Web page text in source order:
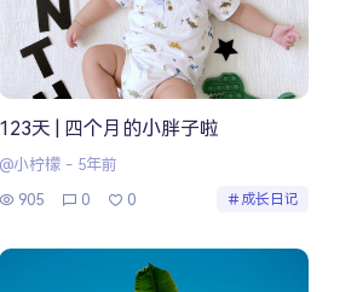
123天 | 四个月的小胖子啦
@小柠檬 - 5年前
905
0 0 成长日记